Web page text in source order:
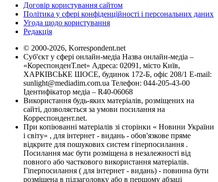
Договір користування сайтом
Політика у сфері конфіденційності і персональних даних
Угода щодо користування
Редакція
© 2000-2026, Korrespondent.net
Суб'єкт у сфері онлайн-медіа Назва онлайн-медіа –
«КореспонденТ.net» Адреса: 02091, місто Київ,
ХАРКІВСЬКЕ ШОСЕ, будинок 172-Б, офіс 208/1 E-mail:
sunlight@mediadim.com.ua Телефон: 044-205-43-00
Ідентифікатор медіа – R40-06068
Використання будь-яких матеріалів, розміщених на
сайті, дозволяється за умови посилання на
Корреспондент.net.
При копіюванні матеріалів зі сторінки « Новини України
і світу» , для інтернет - видань - обов'язкове пряме
відкрите для пошукових систем гіперпосилання .
Посилання має бути розміщена в незалежності від
повного або часткового використання матеріалів.
Гіперпосилання ( для інтернет - видань) - повинна бути
розміщена в підзаголовку або в першому абзаці